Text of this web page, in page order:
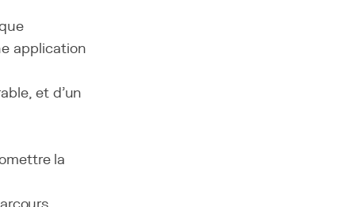
application
et d’un
la